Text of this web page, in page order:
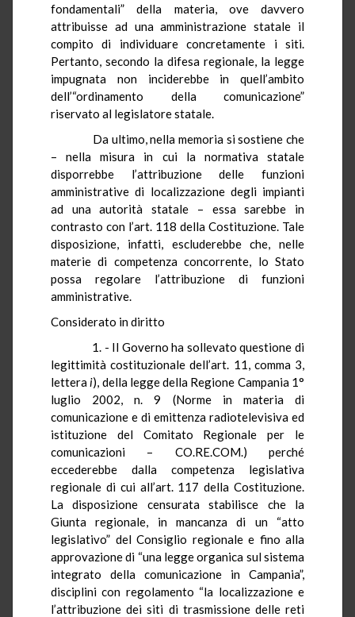
fondamentali” della materia, ove davvero
attribuisse ad una amministrazione statale il
compito di individuare concretamente i siti.
Pertanto, secondo la difesa regionale, la legge
impugnata non inciderebbe in quell’ambito
dell’“ordinamento della comunicazione”
riservato al legislatore statale.
Da ultimo, nella memoria si sostiene che
– nella misura in cui la normativa statale
disporrebbe l’attribuzione delle funzioni
amministrative di localizzazione degli impianti
ad una autorità statale – essa sarebbe in
contrasto con l’art. 118 della Costituzione. Tale
disposizione, infatti, escluderebbe che, nelle
materie di competenza concorrente, lo Stato
possa regolare l’attribuzione di funzioni
amministrative.
Considerato in diritto
1. - Il Governo ha sollevato questione di
legittimità costituzionale dell’art. 11, comma 3,
letterai), della legge della Regione Campania 1°
luglio 2002, n. 9 (Norme in materia di
comunicazione e di emittenza radiotelevisiva ed
istituzione del Comitato Regionale per le
comunicazioni – CO.RE.COM.) perché
eccederebbe dalla competenza legislativa
regionale di cui all’art. 117 della Costituzione.
La disposizione censurata stabilisce che la
Giunta regionale, in mancanza di un “atto
legislativo” del Consiglio regionale e fino alla
approvazione di “una legge organica sul sistema
integrato della comunicazione in Campania”,
disciplini con regolamento “la localizzazione e
l’attribuzione dei siti di trasmissione delle reti